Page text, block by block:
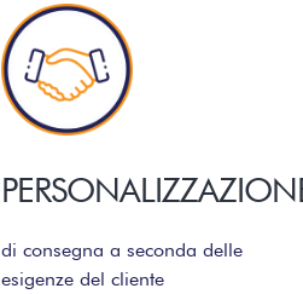
di consegna a seconda delle
esigenze del cliente